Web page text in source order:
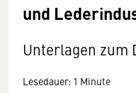
und
Unterlagen zum
Lesedauer: 1 Minute